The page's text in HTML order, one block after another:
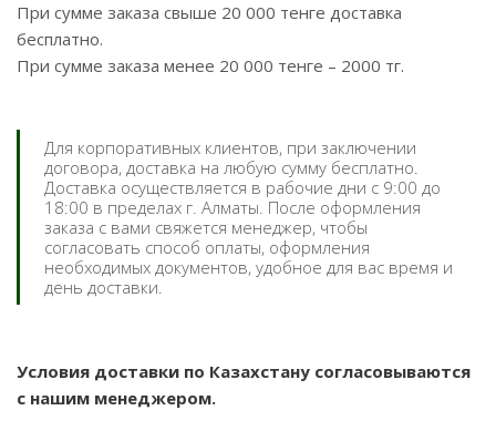
При сумме заказа свыше 20 000 тенге доставка
бесплатно.
При сумме заказа менее 20 000 тенге – 2000 тг.
Для корпоративных клиентов, при заключении
договора, доставка на любую сумму бесплатно.
Доставка осуществляется в рабочие дни с 9:00 до
18:00 в пределах г. Алматы. После оформления
заказа с вами свяжется менеджер, чтобы
согласовать способ оплаты, оформления
необходимых документов, удобное для вас время и
день доставки.
Условия доставки по Казахстану согласовываются
с нашим менеджером.